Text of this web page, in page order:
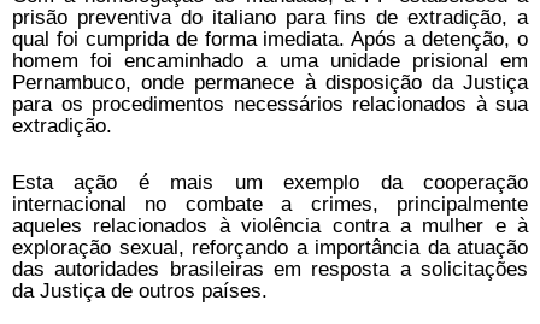
prisão preventiva do italiano para fins de extradição, a
qual foi cumprida de forma imediata. Após a detenção, o
homem foi encaminhado a uma unidade prisional em
Pernambuco, onde permanece à disposição da Justiça
para os procedimentos necessários relacionados à sua
extradição.
Esta ação é mais um exemplo da cooperação
internacional no combate a crimes, principalmente
aqueles relacionados à violência contra a mulher e à
exploração sexual, reforçando a importância da atuação
das autoridades brasileiras em resposta a solicitações
da Justiça de outros países.